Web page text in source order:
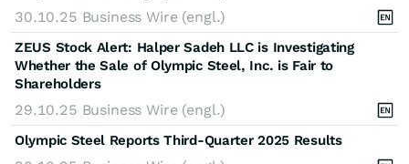
30.10.25 Business Wire (engl.)
ZEUS Stock Alert: Halper Sadeh LLC is Investigating
Whether the Sale of Olympic Steel, Inc. is Fair to
Shareholders
29.10.25 Business Wire (engl.)
Olympic Steel Reports Third-Quarter 2025 Results